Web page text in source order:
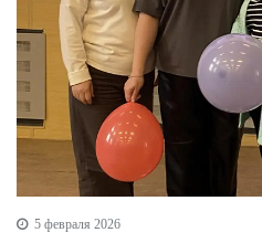
5 февраля 2026